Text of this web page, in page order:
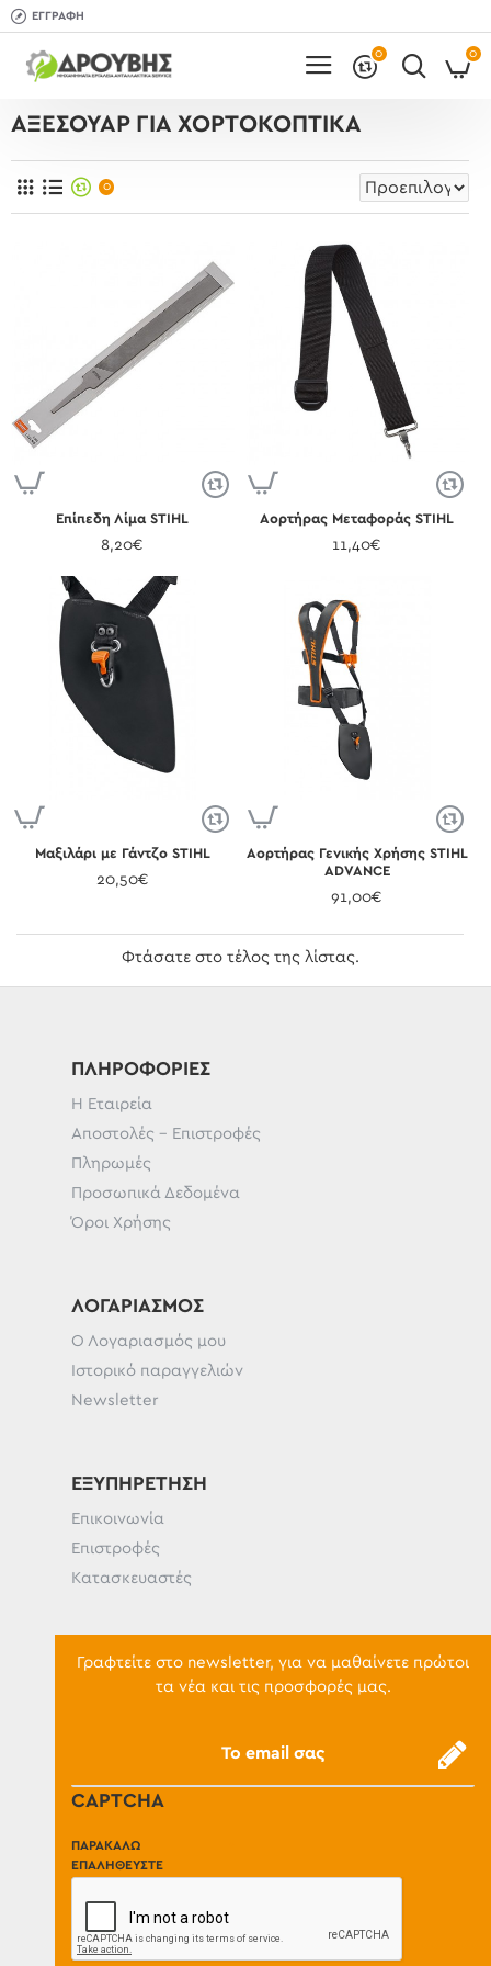
ΕΓΓΡΑΦΉ
0 0
ΑΞΕΣΟΥΆΡ ΓΙΑ ΧΟΡΤΟΚΟΠΤΙΚΆ
0
Επίπεδη Λίμα STIHL
8,20€
Αορτήρας Μεταφοράς STIHL
11,40€
Μαξιλάρι με Γάντζο STIHL
20,50€
Αορτήρας Γενικής Χρήσης STIHL
ADVANCE
91,00€
Φτάσατε στο τέλος της λίστας.
ΠΛΗΡΟΦΟΡΊΕΣ
Η Εταιρεία
Αποστολές - Επιστροφές
Πληρωμές
Προσωπικά Δεδομένα
Όροι Χρήσης
ΛΟΓΑΡΙΑΣΜΌΣ
Ο Λογαριασμός μου
Ιστορικό παραγγελιών
Newsletter
ΕΞΥΠΗΡΈΤΗΣΗ
Επικοινωνία
Επιστροφές
Κατασκευαστές
Γραφτείτε στο newsletter, για να μαθαίνετε πρώτοι
τα νέα και τις προσφορές μας.
CAPTCHA
ΠΑΡΑΚΑΛΏ
ΕΠΑΛΗΘΕΎΣΤΕ